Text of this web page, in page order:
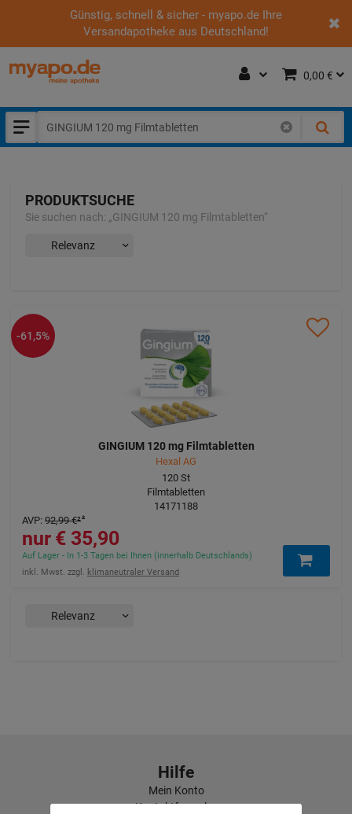
Günstig, schnell & sicher - myapo.de Ihre
Versandapotheke aus Deutschland!
0,00 €
PRODUKTSUCHE
Sie suchen nach: „GINGIUM 120 mg Filmtabletten“
GINGIUM 120 mg Filmtabletten
Hexal AG
120 St
Filmtabletten
14171188
35,90 €
AVP: 92,99 €²
Auf Lager - In 1-3 Tagen bei Ihnen (innerhalb Deutschlands)
inkl. Mwst. zzgl. klimaneutraler Versand
-61,5%
Hilfe
Mein Konto
Kontaktformular